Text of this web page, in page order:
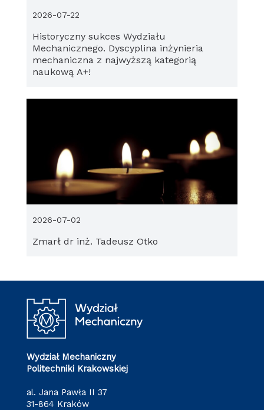
Historyczny sukces Wydziału
Mechanicznego. Dyscyplina inżynieria
mechaniczna z najwyższą kategorią
naukową A+!
2026-07-22
Zmarł dr inż. Tadeusz Otko
2026-07-02
Wydział Mechaniczny
Politechniki Krakowskiej
al. Jana Pawła II 37
31-864 Kraków